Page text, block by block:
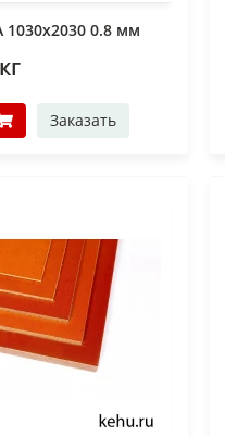
1030х2030 0.8 мм
Заказать